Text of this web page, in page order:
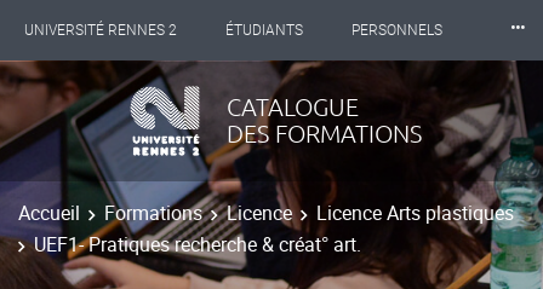
UNIVERSITÉ RENNES 2 ÉTUDIANTS PERSONNELS
INTERNATIONAL PROFESSIONNELS BIBLIOTHÈQUES
LES NOUVELLES DE RENNES 2
⸱⸱⸱
CATALOGUE
DES FORMATIONS
Accueil Formations Licence
Licence Arts plastiques
UEF1- Pratiques recherche & créat° art.